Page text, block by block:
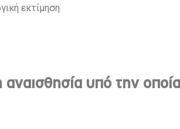
εκτίμηση
υπό την